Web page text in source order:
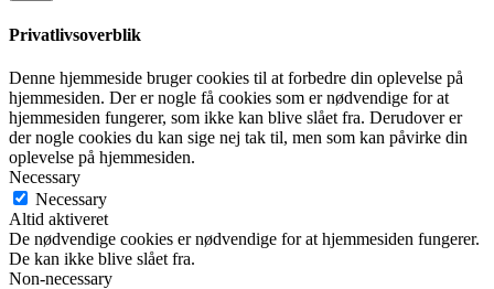
Privatlivsoverblik
Denne hjemmeside bruger cookies til at forbedre din oplevelse på
hjemmesiden. Der er nogle få cookies som er nødvendige for at
hjemmesiden fungerer, som ikke kan blive slået fra. Derudover er
der nogle cookies du kan sige nej tak til, men som kan påvirke din
oplevelse på hjemmesiden.
Necessary
Necessary
Altid aktiveret
De nødvendige cookies er nødvendige for at hjemmesiden fungerer.
De kan ikke blive slået fra.
Non-necessary